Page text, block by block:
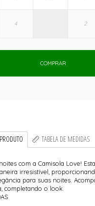
COMPRAR
TABELA DE MEDIDAS
com a Camisola Love!
irresistível,
para suas noites.
completando o look.